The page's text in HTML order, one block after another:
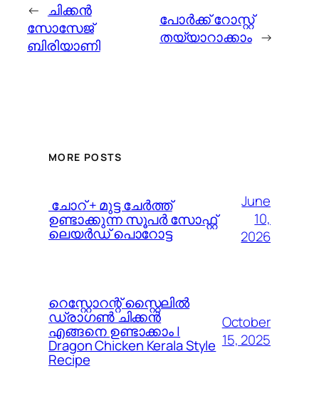
← ചിക്കന്‍
സോസേജ്
ബിരിയാണി
പോര്‍ക്ക്‌ റോസ്റ്റ്
തയ്യാറാക്കാം →
MORE POSTS
️ ചോറ് + മുട്ട ചേർത്ത്
ഉണ്ടാക്കുന്ന സൂപർ സോഫ്റ്റ്
ലെയർഡ് പൊറോട്ട
June
10,
2026
റെസ്റ്റോറന്റ് സ്റ്റൈലിൽ
ഡ്രാഗൺ ചിക്കൻ
എങ്ങനെ ഉണ്ടാക്കാം |
Dragon Chicken Kerala Style
Recipe
October
15, 2025